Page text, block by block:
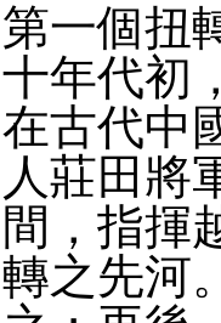
第一個扭
十年代初
在古代中
人莊田將
間，指揮
轉之先河